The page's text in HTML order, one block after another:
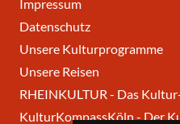
Impressum
Datenschutz
Unsere Kulturprogramme
Unsere Reisen
RHEINKULTUR - Das
KulturKompassKöln - Der